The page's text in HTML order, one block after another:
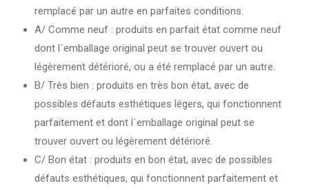
remplacé par un autre en parfaites conditions.
A/ Comme neuf : produits en parfait état comme neuf
dont l´emballage original peut se trouver ouvert ou
légèrement détérioré, ou a été remplacé par un autre.
B/ Très bien : produits en très bon état, avec de
possibles défauts esthétiques légers, qui fonctionnent
parfaitement et dont l´emballage original peut se
trouver ouvert ou légèrement détérioré.
C/ Bon état : produits en bon état, avec de possibles
défauts esthétiques, qui fonctionnent parfaitement et